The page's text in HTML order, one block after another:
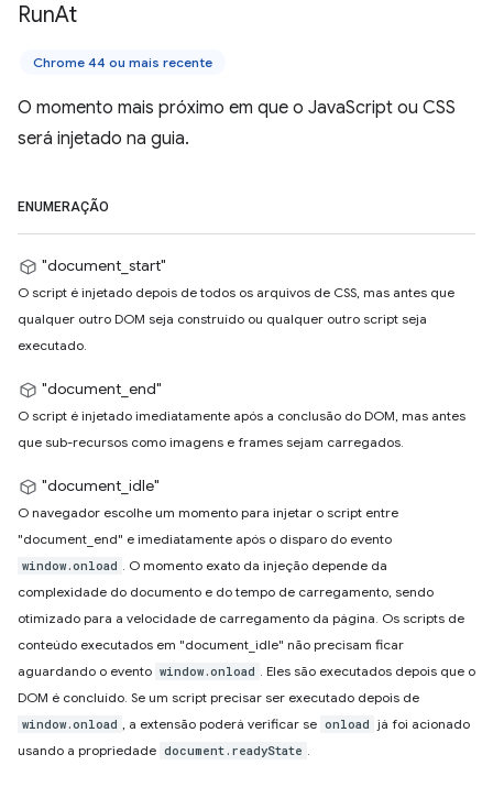
RunAt
Chrome 44 ou mais recente
O momento mais próximo em que o JavaScript ou CSS
será injetado na guia.
ENUMERAÇÃO
"document_start"
O script é injetado depois de todos os arquivos de CSS, mas antes que
qualquer outro DOM seja construído ou qualquer outro script seja
executado.
"document_end"
O script é injetado imediatamente após a conclusão do DOM, mas antes
que sub-recursos como imagens e frames sejam carregados.
"document_idle"
O navegador escolhe um momento para injetar o script entre
"document_end" e imediatamente após o disparo do evento
window.onload . O momento exato da injeção depende da
complexidade do documento e do tempo de carregamento, sendo
otimizado para a velocidade de carregamento da página. Os scripts de
conteúdo executados em "document_idle" não precisam ficar
aguardando o evento window.onload . Eles são executados depois que o
DOM é concluído. Se um script precisar ser executado depois de
window.onload , a extensão poderá verificar se onload já foi acionado
usando a propriedade document.readyState .